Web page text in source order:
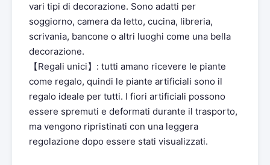
vari tipi di decorazione. Sono adatti per
soggiorno, camera da letto, cucina, libreria,
scrivania, bancone o altri luoghi come una bella
decorazione.
【Regali unici】: tutti amano ricevere le piante
come regalo, quindi le piante artificiali sono il
regalo ideale per tutti. I fiori artificiali possono
essere spremuti e deformati durante il trasporto,
ma vengono ripristinati con una leggera
regolazione dopo essere stati visualizzati.